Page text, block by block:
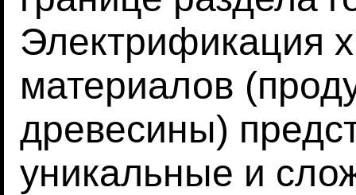
Электрификация
материалов
древесины)
уникальные и